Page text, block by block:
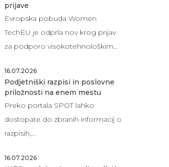
prijave
Evropska pobuda Women
TechEU je odprla nov krog prijav
za podporo visokotehnološkim…
16.07.2026
Podjetniški razpisi in poslovne
priložnosti na enem mestu
Preko portala SPOT lahko
dostopate do zbranih informacij o
razpisih,…
16.07.2026